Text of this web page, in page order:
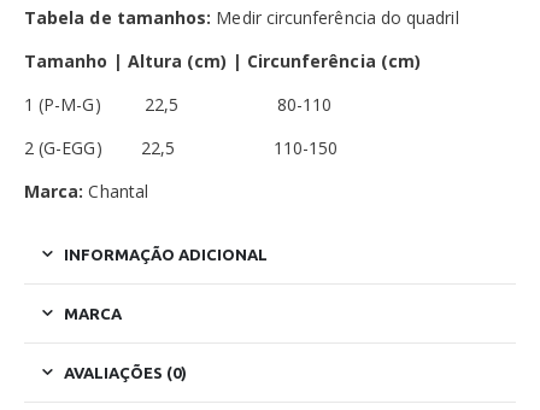
Tabela de tamanhos: Medir circunferência do quadril
Tamanho | Altura (cm) | Circunferência (cm)
1 (P-M-G) 22,5 80-110
2 (G-EGG) 22,5 110-150
Marca: Chantal
INFORMAÇÃO ADICIONAL
MARCA
AVALIAÇÕES (0)